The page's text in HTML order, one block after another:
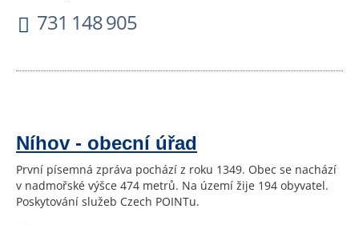
731 148 905
Níhov - obecní úřad
První písemná zpráva pochází z roku 1349. Obec se nachází
v nadmořské výšce 474 metrů. Na území žije 194 obyvatel.
Poskytování služeb Czech POINTu.